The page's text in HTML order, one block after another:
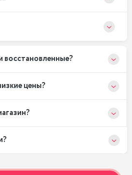
цены?